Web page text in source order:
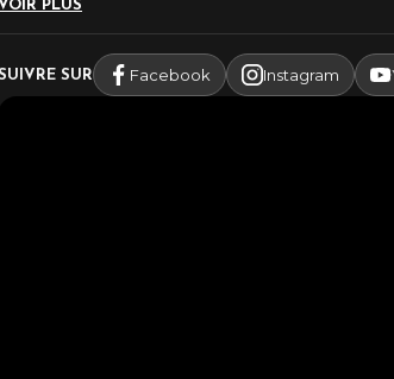
VOIR PLUS
SUR Facebook Instagram